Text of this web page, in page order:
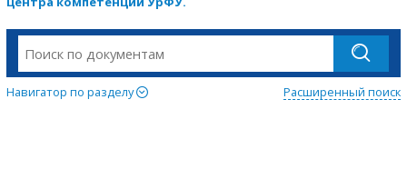
Навигатор по разделу Расширенный поиск